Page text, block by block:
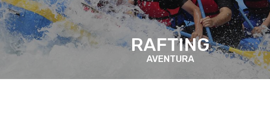
RAFTING
AVENTURA